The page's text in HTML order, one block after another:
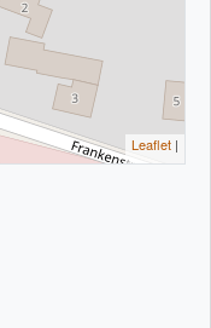
Leaflet |